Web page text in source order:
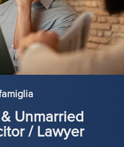
Unmarried
/ Lawyer